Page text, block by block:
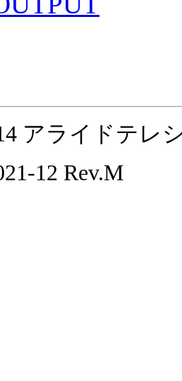
アライドテ
12 Rev.M